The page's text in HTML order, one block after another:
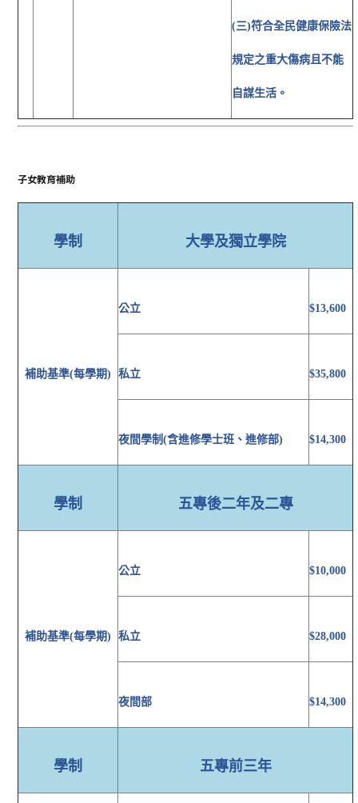
(三)符合全民健康保險法
規定之重大傷病且不能
自謀生活。
子女教育補助
學制 大學及獨立學院
補助基準(每學期)
公立 $13,600
私立 $35,800
夜間學制(含進修學士班、進修部) $14,300
學制 五專後二年及二專
補助基準(每學期)
公立 $10,000
私立 $28,000
夜間部 $14,300
學制 五專前三年